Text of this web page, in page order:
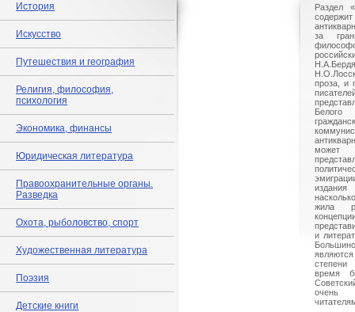
История
Искусство
Путешествия и география
Религия, философия,
психология
Экономика, финансы
Юридическая литература
Правоохранительные органы.
Разведка
Охота, рыболовство, спорт
Художественная литература
Поэзия
Детские книги
Раздел
за
проза, и
Белого
может
издания
жила
и
степени
время
очень